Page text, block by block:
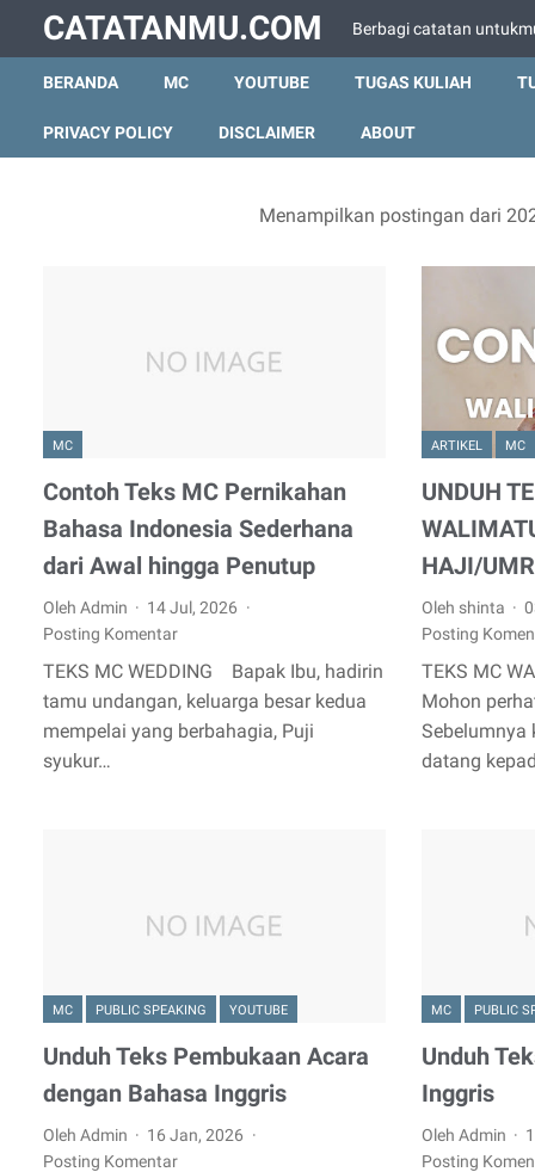
CATATANMU.COM Berbagi catatan
BERANDA MC YOUTUBE TUGAS KULIAH
PRIVACY POLICY DISCLAIMER ABOUT
Menampilkan postingan dari
MC
Contoh Teks MC Pernikahan
Bahasa Indonesia Sederhana
dari Awal hingga Penutup
Oleh Admin
14 Jul, 2026
Posting Komentar
TEKS MC WEDDING Bapak Ibu, hadirin
tamu undangan, keluarga besar kedua
mempelai yang berbahagia, Puji
syukur…
ARTIKEL MC
UNDUH
HAJI/
Oleh shinta
Posting
TEKS MC
Mohon
Sebelumnya
datang
MC PUBLIC SPEAKING YOUTUBE
Unduh Teks Pembukaan Acara
dengan Bahasa Inggris
Oleh Admin
16 Jan, 2026
Posting Komentar
MC PUBLIC
Unduh
Inggris
Oleh Admin
Posting